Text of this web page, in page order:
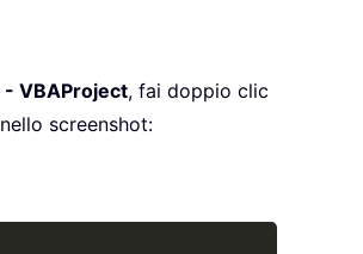
VBAProject, fai doppio clic
screenshot: